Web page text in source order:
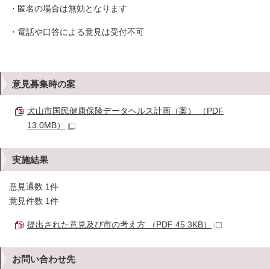
・匿名の場合は無効となります
・電話や口答による意見は受付不可
意見募集時の案
犬山市国民健康保険データヘルス計画（案） （PDF
13.0MB）
実施結果
意見通数 1件
意見件数 1件
提出された意見及び市の考え方 （PDF 45.3KB）
お問い合わせ先